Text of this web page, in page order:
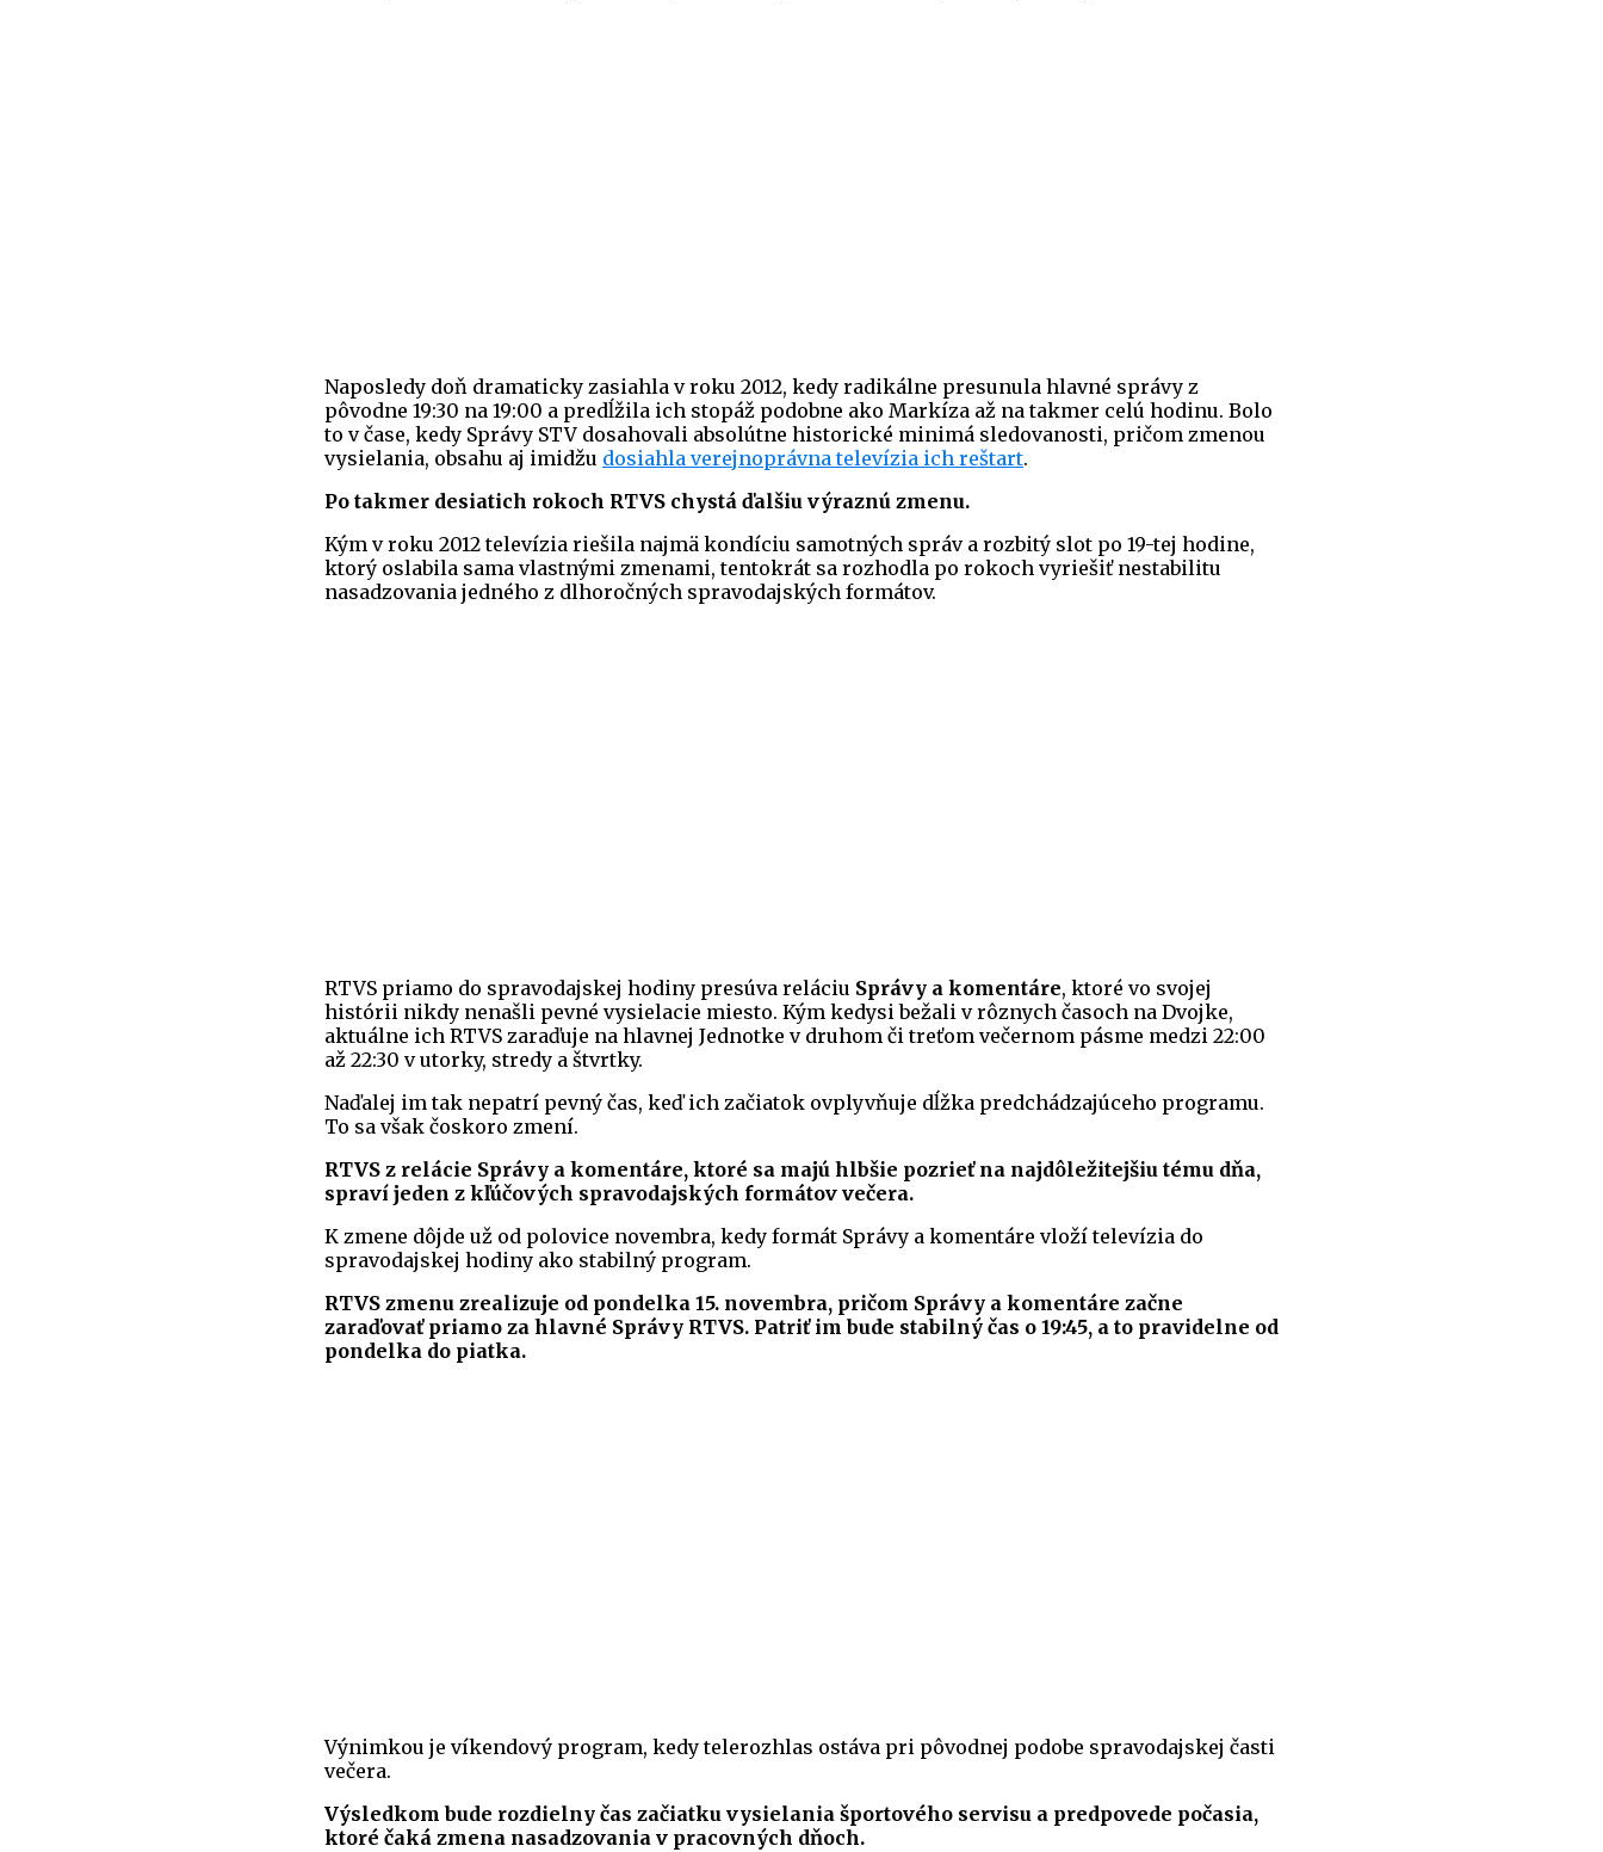
Naposledy doň dramaticky zasiahla v roku 2012, kedy radikálne presunula hlavné správy z
pôvodne 19:30 na 19:00 a predĺžila ich stopáž podobne ako Markíza až na takmer celú hodinu. Bolo
to v čase, kedy Správy STV dosahovali absolútne historické minimá sledovanosti, pričom zmenou
vysielania, obsahu aj imidžu dosiahla verejnoprávna televízia ich reštart.
Po takmer desiatich rokoch RTVS chystá ďalšiu výraznú zmenu.
Kým v roku 2012 televízia riešila najmä kondíciu samotných správ a rozbitý slot po 19-tej hodine,
ktorý oslabila sama vlastnými zmenami, tentokrát sa rozhodla po rokoch vyriešiť nestabilitu
nasadzovania jedného z dlhoročných spravodajských formátov.
RTVS priamo do spravodajskej hodiny presúva reláciu Správy a komentáre, ktoré vo svojej
histórii nikdy nenašli pevné vysielacie miesto. Kým kedysi bežali v rôznych časoch na Dvojke,
aktuálne ich RTVS zaraďuje na hlavnej Jednotke v druhom či treťom večernom pásme medzi 22:00
až 22:30 v utorky, stredy a štvrtky.
Naďalej im tak nepatrí pevný čas, keď ich začiatok ovplyvňuje dĺžka predchádzajúceho programu.
To sa však čoskoro zmení.
RTVS z relácie Správy a komentáre, ktoré sa majú hlbšie pozrieť na najdôležitejšiu tému dňa,
spraví jeden z kľúčových spravodajských formátov večera.
K zmene dôjde už od polovice novembra, kedy formát Správy a komentáre vloží televízia do
spravodajskej hodiny ako stabilný program.
RTVS zmenu zrealizuje od pondelka 15. novembra, pričom Správy a komentáre začne
zaraďovať priamo za hlavné Správy RTVS. Patriť im bude stabilný čas o 19:45, a to pravidelne od
pondelka do piatka.
Výnimkou je víkendový program, kedy telerozhlas ostáva pri pôvodnej podobe spravodajskej časti
večera.
Výsledkom bude rozdielny čas začiatku vysielania športového servisu a predpovede počasia,
ktoré čaká zmena nasadzovania v pracovných dňoch.